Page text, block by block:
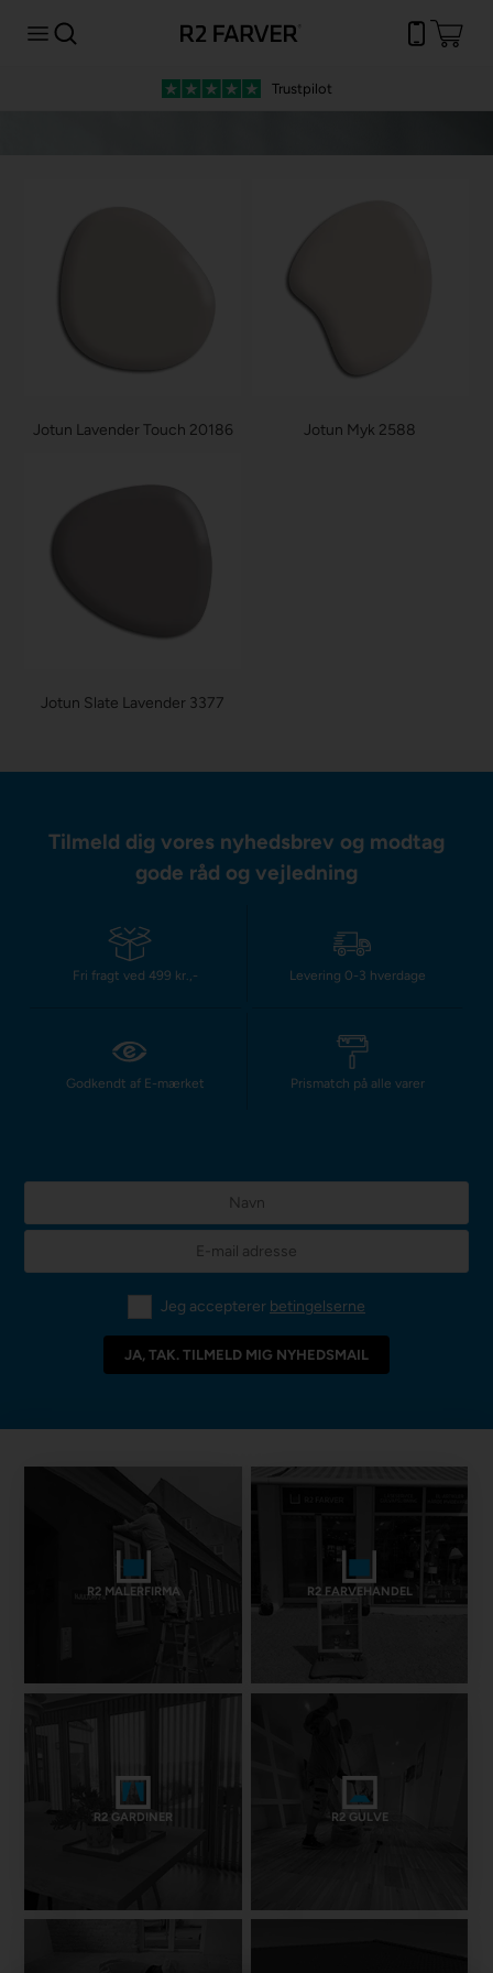
Trustpilot
Jotun Lavender Touch 20186 Jotun Myk 2588
Jotun Slate Lavender 3377
Tilmeld dig vores nyhedsbrev og modtag
gode råd og vejledning
Fri fragt ved 499 kr.,- Levering 0-3 hverdage
Godkendt af E-mærket Prismatch på alle varer
Jeg accepterer betingelserne
R2 MALERFIRMA R2 FARVEHANDEL
R2 GARDINER R2 GULVE